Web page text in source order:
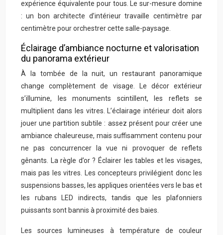
expérience équivalente pour tous. Le sur-mesure domine
: un bon architecte d’intérieur travaille centimètre par
centimètre pour orchestrer cette salle-paysage.
Éclairage d’ambiance nocturne et valorisation
du panorama extérieur
À la tombée de la nuit, un restaurant panoramique
change complètement de visage. Le décor extérieur
s’illumine, les monuments scintillent, les reflets se
multiplient dans les vitres. L’éclairage intérieur doit alors
jouer une partition subtile : assez présent pour créer une
ambiance chaleureuse, mais suffisamment contenu pour
ne pas concurrencer la vue ni provoquer de reflets
gênants. La règle d’or ? Éclairer les tables et les visages,
mais pas les vitres. Les concepteurs privilégient donc les
suspensions basses, les appliques orientées vers le bas et
les rubans LED indirects, tandis que les plafonniers
puissants sont bannis à proximité des baies.
Les sources lumineuses à température de couleur